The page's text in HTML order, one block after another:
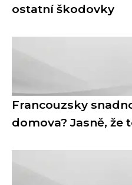
ostatní škodovky
Francouzsky
domova? Jasně, že